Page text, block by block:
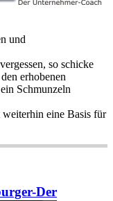
und
so schicke
erhobenen
Schmunzeln
eine Basis für
Der